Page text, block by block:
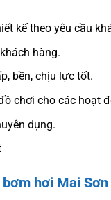
kế theo yêu cầu
hàng.
bền, chịu lực tốt.
chơi cho các hoạt
dụng.
hơi Mai Sơn